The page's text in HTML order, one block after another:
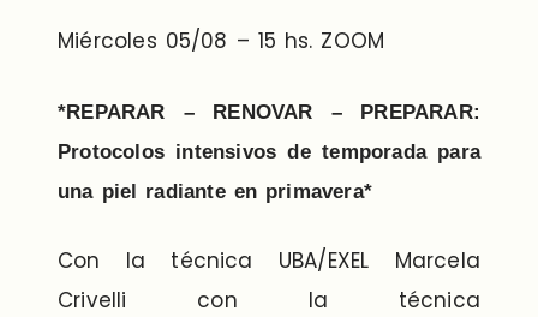
Miércoles 05/08 – 15 hs. ZOOM
*REPARAR – RENOVAR – PREPARAR:
Protocolos intensivos de temporada para
una piel radiante en primavera*
Con la técnica UBA/EXEL Marcela
Crivelli con la técnica